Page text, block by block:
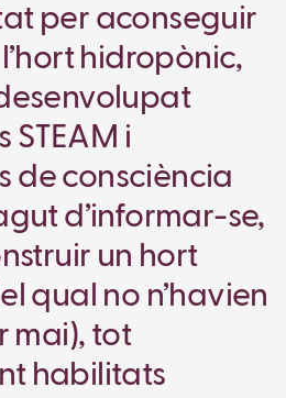
per aconseguir
hidropònic,
STEAM i
de consciència
d’informar-se,
un hort
qual no n’havien
mai), tot
habilitats